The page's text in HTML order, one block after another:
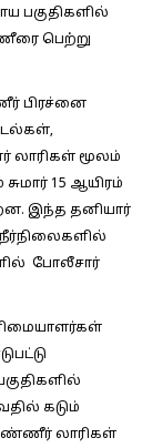
பகுதிகளில்
பெற்று
பிரச்னை
லாரிகள் மூலம்
15 ஆயிரம்
இந்த தனியார்
நீர்நிலைகளில்
போலீசார்
கடும்
தண்ணீர் லாரிகள்